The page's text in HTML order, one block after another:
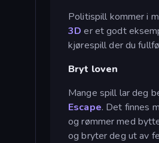
Politispill kommer i
3D er et godt
kjørespill der du
Bryt loven
Mange spill lar deg
Escape. Det finnes
og rømmer med
og bryter deg ut av